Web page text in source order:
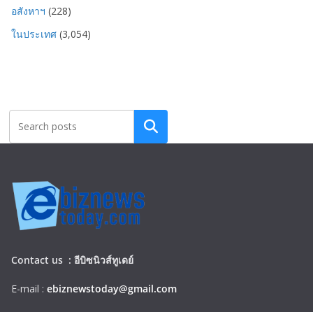
อสังหาฯ (228)
ในประเทศ (3,054)
Search
Contact us : อีบิซนิวส์ทูเดย์
E-mail : ebiznewstoday@gmail.com